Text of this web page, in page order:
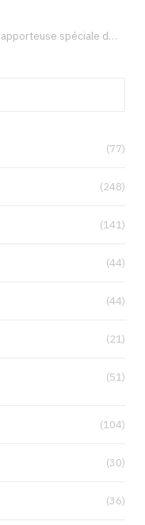
Francesca Albanese, rapporteuse spéciale de l’ONU sur les territoires palestiniens occupés, était à Tunis pour…
(77)
(248)
(141)
(44)
(44)
(21)
(51)
(104)
(30)
(36)